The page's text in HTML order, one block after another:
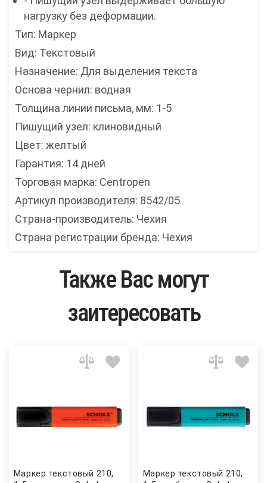
нагрузку без деформации.
Тип: Маркер
Вид: Текстовый
Назначение: Для выделения текста
Основа чернил: водная
Толщина линии письма, мм: 1-5
Пишущий узел: клиновидный
Цвет: желтый
Гарантия: 14 дней
Торговая марка: Centropen
Артикул производителя: 8542/05
Страна-производитель: Чехия
Страна регистрации бренда: Чехия
Также Вас могут
заитересовать
Маркер текстовый 210,
Маркер текстовый 210,